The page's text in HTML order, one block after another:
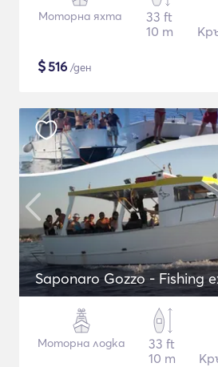
Моторна яхта
33 ft
10 m
$516 /ден
Saponaro Gozzo - Fishing
Моторна лодка
33 ft
10 m